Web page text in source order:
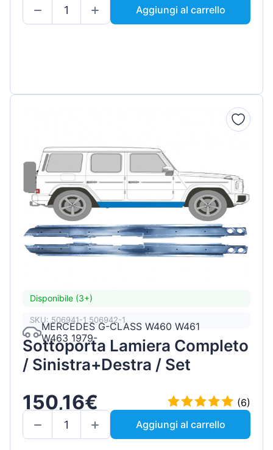
Aggiungi al carrello
Disponibile (3+)
SKU: 506941-1 506942-1
MERCEDES G-CLASS W460 W461
W463 1979-
Sottoporta Lamiera Completo
/ Sinistra+Destra / Set
150,16€
(6)
Aggiungi al carrello